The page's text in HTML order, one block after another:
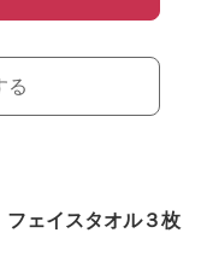
る
ェイスタオル３枚